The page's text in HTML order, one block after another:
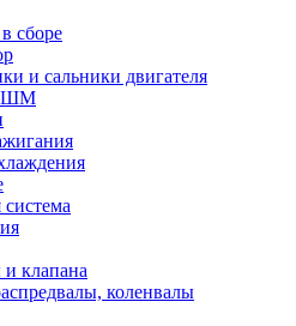
сборе
и сальники двигателя
клапана
коленвалы